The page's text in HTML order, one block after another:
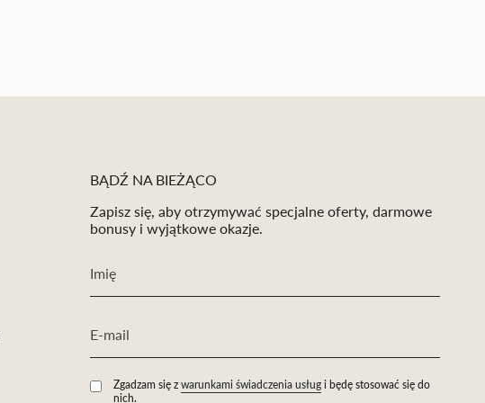
BĄDŹ NA BIEŻĄCO
Zapisz się, aby otrzymywać specjalne oferty, darmowe
bonusy i wyjątkowe okazje.
Zgadzam się z warunkami świadczenia usługi będę stosować się do
nich.